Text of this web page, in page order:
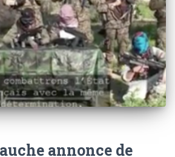
annonce de